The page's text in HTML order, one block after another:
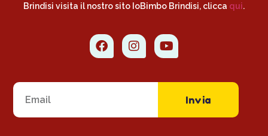
Brindisi visita il nostro sito IoBimbo Brindisi, clicca qui.
Invia